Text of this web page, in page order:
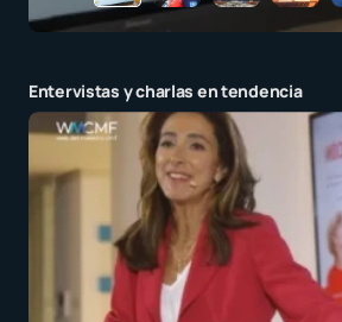
Entervistas y charlas en tendencia